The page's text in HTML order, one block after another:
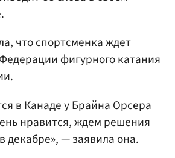
что спортсменка ждет
фигурного катания
в Канаде у Брайна Орсера
нравится, ждем решения
декабре», — заявила она.